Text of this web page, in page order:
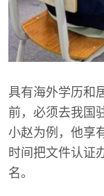
具有海外学历和
前，必须去我国
小赵为例，他享
时间把文件认证
名。